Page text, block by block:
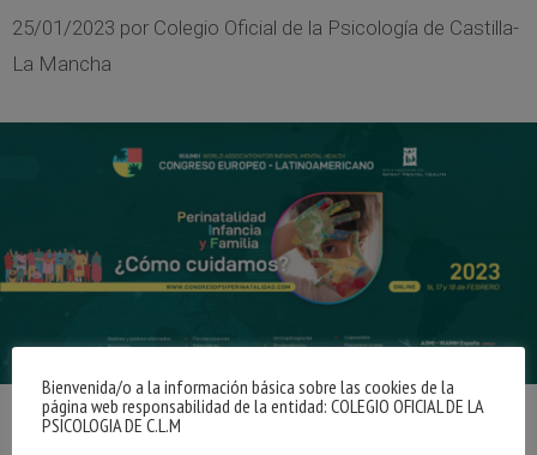
25/01/2023 por Colegio Oficial de la Psicología de Castilla-
La Mancha
Del 16 al 18 de febrero de 2023, se celebrará en la
Bienvenida/o a la información básica sobre las cookies de la
página web responsabilidad de la entidad: COLEGIO OFICIAL DE LA
PSICOLOGIA DE C.L.M